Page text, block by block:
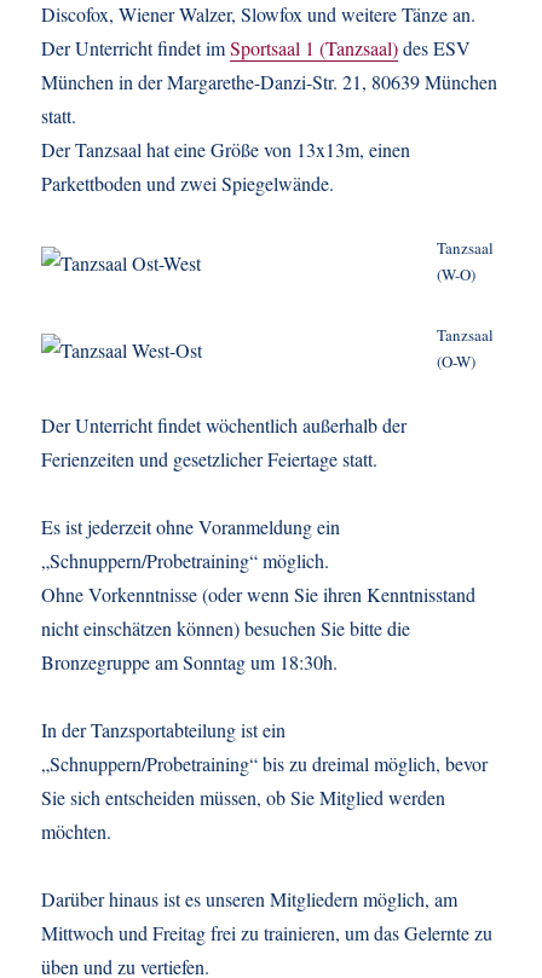
Discofox, Wiener Walzer, Slowfox und weitere Tänze an.
Der Unterricht findet imSportsaal 1 (Tanzsaal)des ESV
München in der Margarethe-Danzi-Str. 21, 80639 München
statt.
Der Tanzsaal hat eine Größe von 13x13m, einen
Parkettboden und zwei Spiegelwände.
Tanzsaal
(W-O)
Tanzsaal
(O-W)
Der Unterricht findet wöchentlich außerhalb der
Ferienzeiten und gesetzlicher Feiertage statt.
Es ist jederzeit ohne Voranmeldung ein
„Schnuppern/Probetraining“ möglich.
Ohne Vorkenntnisse (oder wenn Sie ihren Kenntnisstand
nicht einschätzen können) besuchen Sie bitte die
Bronzegruppe am Sonntag um 18:30h.
In der Tanzsportabteilung ist ein
„Schnuppern/Probetraining“ bis zu dreimal möglich, bevor
Sie sich entscheiden müssen, ob Sie Mitglied werden
möchten.
Darüber hinaus ist es unseren Mitgliedern möglich, am
Mittwoch und Freitag frei zu trainieren, um das Gelernte zu
üben und zu vertiefen.